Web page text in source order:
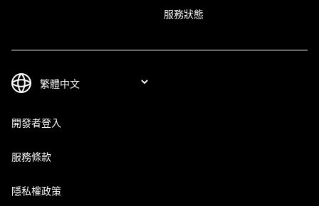
服務狀態
開發者登入
服務條款
隱私權政策